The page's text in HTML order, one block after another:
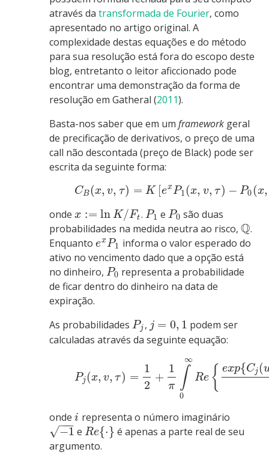
através datransformada de Fourier, como
apresentado no artigo original. A
complexidade destas equações e do método
para sua resolução está fora do escopo deste
blog, entretanto o leitor aficcionado pode
encontrar uma demonstração da forma de
resolução emGatheral (2011).
Basta-nos saber que em umframework geral
de precificação de derivativos, o preço de uma
call não descontada (preço de Black) pode ser
escrita da seguinte forma:
CB (x, v, τ) = K [exP1 (x, v, τ) − P0 (x,
ondex := ln K/Ft. P1 e P0 são duas
probabilidades na medida neutra ao risco,Q.
EnquantoexP1 informa o valor esperado do
ativo no vencimento dado que a opção está
no dinheiro,P0 representa a probabilidade
de ficar dentro do dinheiro na data de
expiração.
As probabilidadesPj , j = 0, 1 podem ser
calculadas através da seguinte equação:
Pj (x, v, τ) =
1
2
+
1
π ∫
0
∞
Re { exp{Cj (
ondei representa o número imaginário
−1
−−
−
√ eRe{⋅} é apenas a parte real de seu
argumento.